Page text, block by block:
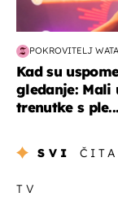
POKROVITELJ WATA
Kad su
gledanje: Mali
trenutke s ple...
SVI
TV